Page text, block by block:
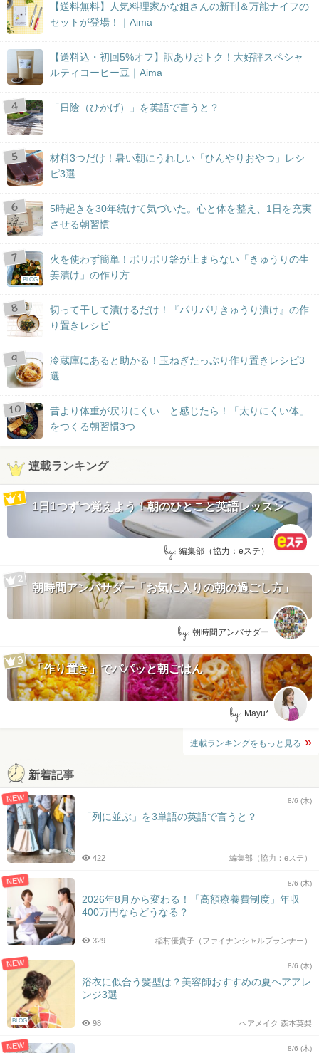
【送料無料】人気料理家かな姐さんの新刊＆万能ナイフの
セットが登場！｜Aima
【送料込・初回5%オフ】訳ありおトク！大好評スペシャ
ルティコーヒー豆｜Aima
「日陰（ひかげ）」を英語で言うと？
材料3つだけ！暑い朝にうれしい「ひんやりおやつ」レシ
ピ3選
5時起きを30年続けて気づいた。心と体を整え、1日を充実
させる朝習慣
BLOG
火を使わず簡単！ポリポリ箸が止まらない「きゅうりの生
姜漬け」の作り方
切って干して漬けるだけ！『パリパリきゅうり漬け』の作
り置きレシピ
冷蔵庫にあると助かる！玉ねぎたっぷり作り置きレシピ3
選
昔より体重が戻りにくい…と感じたら！「太りにくい体」
をつくる朝習慣3つ
連載ランキング
1日1つずつ覚えよう！朝のひとこと英語レッスン
by: 編集部（協力：eステ）
朝時間アンバサダー「お気に入りの朝の過ごし方」
by: 朝時間アンバサダー
「作り置き」でパパッと朝ごはん
by: Mayu*
連載ランキングをもっと見る
新着記事
NEW 8/6 (木)
「列に並ぶ」を3単語の英語で言うと？
編集部（協力：eステ）
422
NEW 8/6 (木)
2026年8月から変わる！「高額療養費制度」年収
400万円ならどうなる？
稲村優貴子（ファイナンシャルプランナー）
329
NEW
BLOG
8/6 (木)
浴衣に似合う髪型は？美容師おすすめの夏ヘアアレ
ンジ3選
ヘアメイク 森本英梨
98
NEW 8/6 (木)